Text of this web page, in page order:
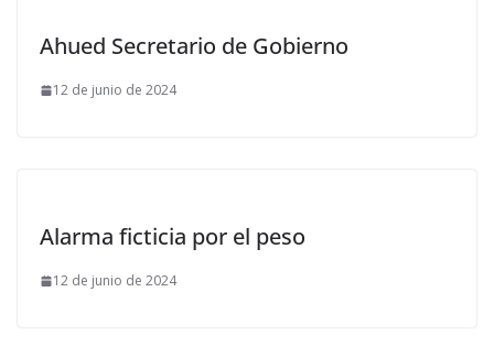
Ahued Secretario de Gobierno
12 de junio de 2024
Alarma ficticia por el peso
12 de junio de 2024